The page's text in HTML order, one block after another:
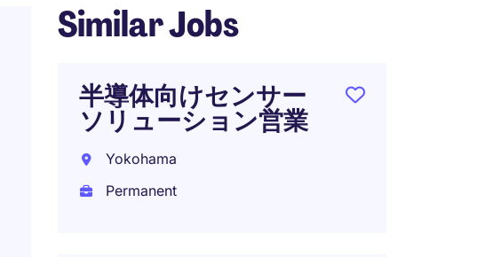
Similar Jobs
半導体向けセンサー
ソリューション営業
Yokohama
Permanent